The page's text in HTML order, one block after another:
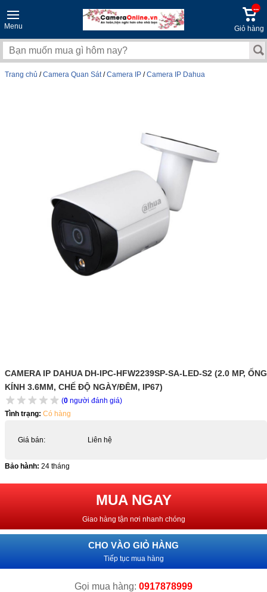
Menu
...
Giỏ hàng
Trang chủ /Camera Quan Sát/Camera IP /Camera IP Dahua
CAMERA IP DAHUA DH-IPC-HFW2239SP-SA-LED-S2 (2.0 MP, ỐNG
KÍNH 3.6MM, CHẾ ĐỘ NGÀY/ĐÊM, IP67)
(0 người đánh giá)
Tình trạng: Có hàng
Giá bán: Liên hệ
Bảo hành: 24 tháng
MUA NGAY
Giao hàng tận nơi nhanh chóng
CHO VÀO GIỎ HÀNG
Tiếp tục mua hàng
Gọi mua hàng: 0917878999